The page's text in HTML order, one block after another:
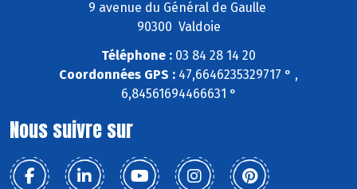
9 avenue du Général de Gaulle
90300 Valdoie
Téléphone : 03 84 28 14 20
Coordonnées GPS : 47,6646235329717 ° ,
6,84561694466631 °
Nous suivre sur